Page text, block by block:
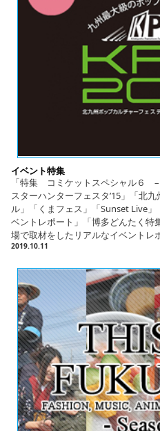
イベント特集
「特集 コミケットスペシャル６ –
スターハンターフェスタ’15」「北
ル」「くまフェス」「Sunset Live
ベントレポート」「博多どんたく
場で取材をしたリアルなイベントレ
2019.10.11